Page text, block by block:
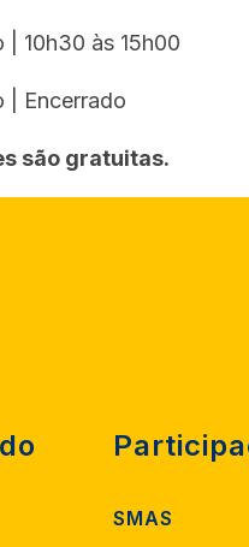
| 10h30 às 15h00
| Encerrado
são gratuitas.
SMAS